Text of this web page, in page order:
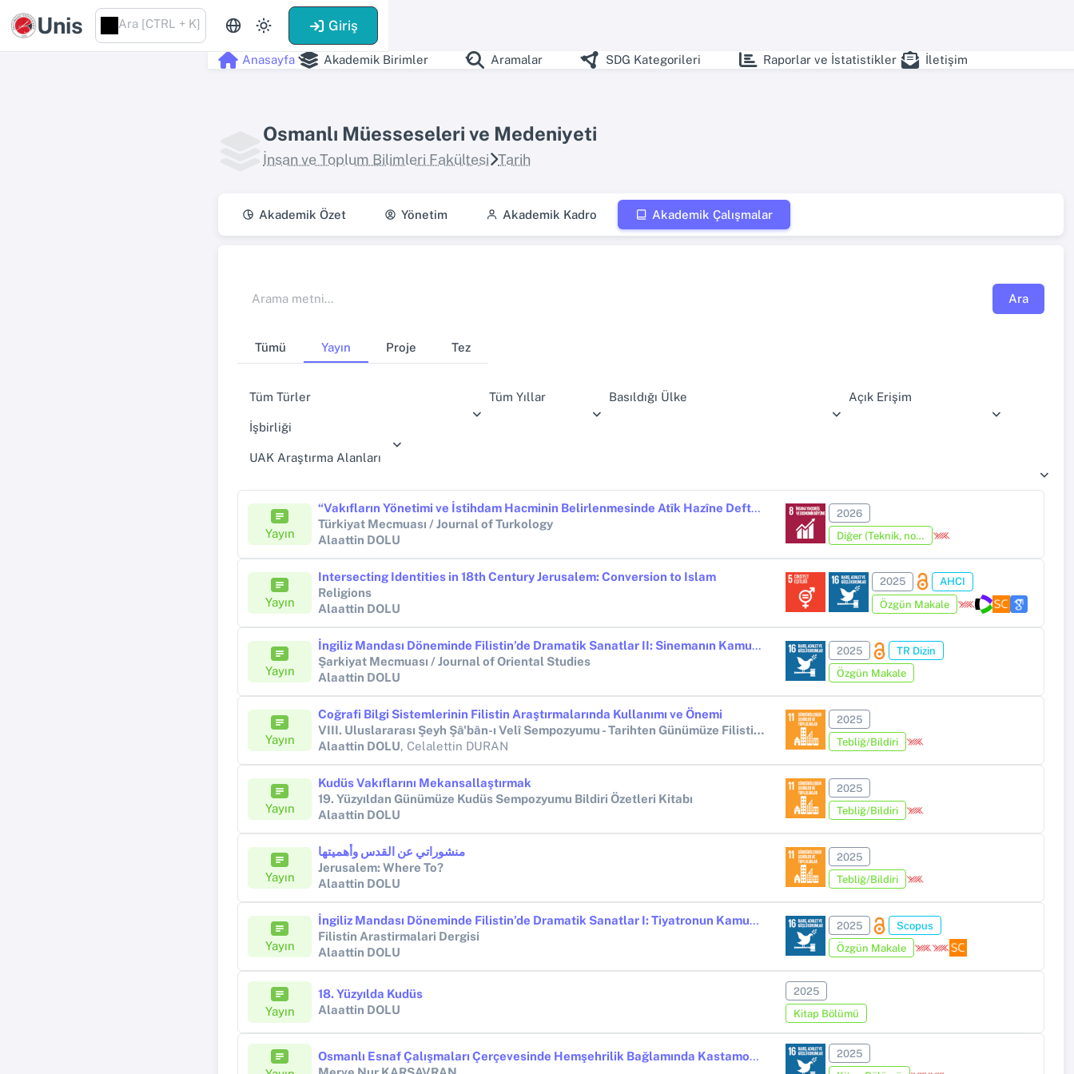
Unis Ara [CTRL + K] Giriş
Anasayfa Akademik Birimler Aramalar SDG Kategorileri Raporlar ve İstatistikler İletişim
Osmanlı Müesseseleri ve Medeniyeti
İnsan ve Toplum Bilimleri Fakültesi Tarih
Akademik Özet Yönetim Akademik Kadro Akademik Çalışmalar
Ara
Tümü Yayın Proje Tez
Tüm Türler Tüm Yıllar Basıldığı Ülke Açık Erişim
İşbirliği
UAK Araştırma Alanları
Yayın
“Vakıfların Yönetimi ve İstihdam Hacminin Belirlenmesinde Atîk Hazîne Defterleri: Kudüs’te Haseki Sultan Vakfı Örneği” Başlıklı Makalede Yer Alan Kaynak Değerlendirmeleri Üzerine
Türkiyat Mecmuası / Journal of Turkology
Alaattin DOLU
2026
Diğer (Teknik, not, yorum, vaka takdimi, editöre mektup, özet, kitap krıtiği, araştırma notu, bilirkişi raporu ve benzeri)
Yayın
Intersecting Identities in 18th Century Jerusalem: Conversion to Islam
Religions
Alaattin DOLU
2025
AHCI
Özgün Makale
Yayın
İngiliz Mandası Döneminde Filistin’de Dramatik Sanatlar II: Sinemanın Kamusal İşlevi
Şarkiyat Mecmuası / Journal of Oriental Studies
Alaattin DOLU
2025
TR Dizin
Özgün Makale
Yayın
Coğrafi Bilgi Sistemlerinin Filistin Araştırmalarında Kullanımı ve Önemi
VIII. Uluslararası Şeyh Şâ'bân-ı Velî Sempozyumu - Tarihten Günümüze Filistin ve Kudüs-
Alaattin DOLU, Celalettin DURAN
2025
Tebliğ/Bildiri
Yayın
Kudüs Vakıflarını Mekansallaştırmak
19. Yüzyıldan Günümüze Kudüs Sempozyumu Bildiri Özetleri Kitabı
Alaattin DOLU
2025
Tebliğ/Bildiri
Yayın
منشوراتي عن القدس وأهميتها
Jerusalem: Where To?
Alaattin DOLU
2025
Tebliğ/Bildiri
Yayın
İngiliz Mandası Döneminde Filistin’de Dramatik Sanatlar I: Tiyatronun Kamusal İşlevi
Filistin Arastirmalari Dergisi
Alaattin DOLU
2025
Scopus
Özgün Makale
Yayın
18. Yüzyılda Kudüs
Alaattin DOLU
2025
Kitap Bölümü
Osmanlı Esnaf Çalışmaları Çerçevesinde Hemşehrilik Bağlamında Kastamonu'dan İstanbul'a Uzanan Şekerci Esnafı
2025